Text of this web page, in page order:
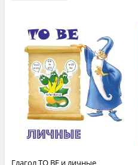
Глагол TO BE и личные